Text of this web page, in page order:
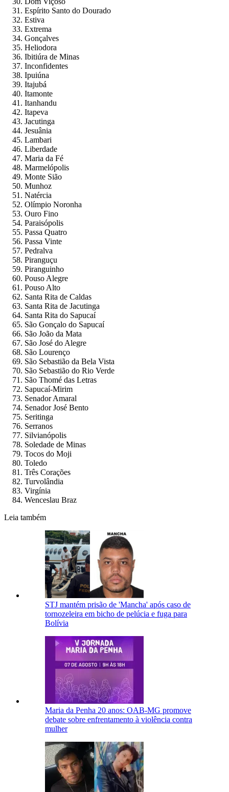
Espírito Santo do Dourado
Estiva
Extrema
Gonçalves
Heliodora
Ibitiúra de Minas
Inconfidentes
Ipuiúna
Itajubá
Itamonte
Itanhandu
Itapeva
Jacutinga
Jesuânia
Lambari
Liberdade
Maria da Fé
Marmelópolis
Monte Sião
Munhoz
Natércia
Olímpio Noronha
Ouro Fino
Paraisópolis
Passa Quatro
Passa Vinte
Pedralva
Piranguçu
Piranguinho
Pouso Alegre
Pouso Alto
Santa Rita de Caldas
Santa Rita de Jacutinga
Santa Rita do Sapucaí
São Gonçalo do Sapucaí
São João da Mata
São José do Alegre
São Lourenço
São Sebastião da Bela Vista
São Sebastião do Rio Verde
São Thomé das Letras
Sapucaí-Mirim
Senador Amaral
Senador José Bento
Seritinga
Serranos
Silvianópolis
Soledade de Minas
Tocos do Moji
Toledo
Três Corações
Turvolândia
Virgínia
Wenceslau Braz
Leia também
STJ mantém prisão de 'Mancha' após caso de
tornozeleira em bicho de pelúcia e fuga para
Bolívia
Maria da Penha 20 anos: OAB-MG promove
debate sobre enfrentamento à violência contra
mulher